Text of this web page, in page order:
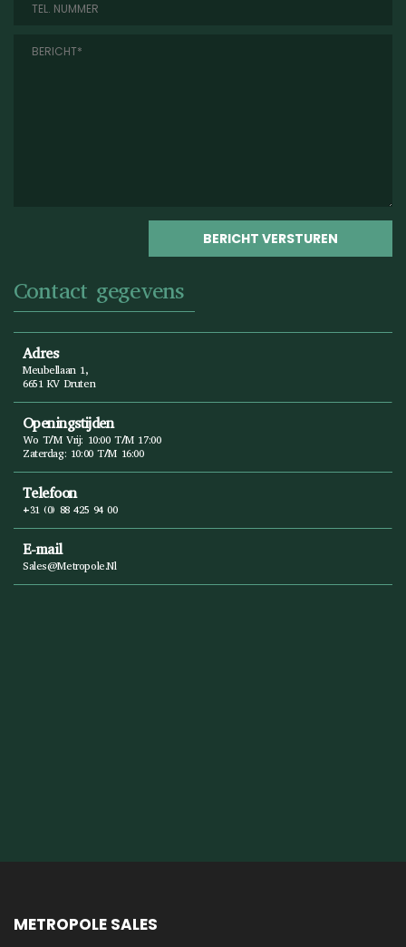
Contact gegevens
Adres
Meubellaan 1,
6651 KV Druten
Openingstijden
Wo T/m Vrij: 10:00 T/m 17:00
Zaterdag: 10:00 T/m 16:00
Telefoon
+31 (0) 88 425 94 00
E-mail
Sales@metropole.nl
METROPOLE SALES